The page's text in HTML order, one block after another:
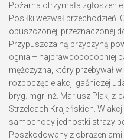
Pożarna otrzymała
Posiłki wezwał przechodzień.
opuszczonej, przeznaczonej
Przypuszczalną przyczyną
ognia – najprawdopodobniej
mężczyzna, który przebywał
rozpoczęcie akcji gaśniczej
bryg. mgr inż. Mariusz Plak,
Strzelcach Krajeńskich. W
samochody jednostki straży
Poszkodowany z obrażeniami